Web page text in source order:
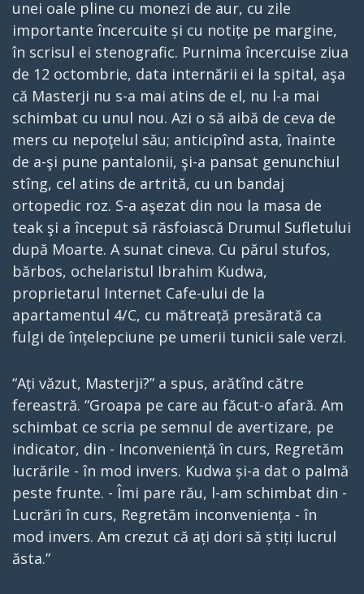
unei oale pline cu monezi de aur, cu zile
importante încercuite și cu notițe pe margine,
în scrisul ei stenografic. Purnima încercuise ziua
de 12 octombrie, data internării ei la spital, aşa
că Masterji nu s-a mai atins de el, nu l-a mai
schimbat cu unul nou. Azi o să aibă de ceva de
mers cu nepoţelul său; anticipînd asta, înainte
de a-şi pune pantalonii, şi-a pansat genunchiul
stîng, cel atins de artrită, cu un bandaj
ortopedic roz. S-a aşezat din nou la masa de
teak şi a început să răsfoiască Drumul Sufletului
după Moarte. A sunat cineva. Cu părul stufos,
bărbos, ochelaristul Ibrahim Kudwa,
proprietarul Internet Cafe-ului de la
apartamentul 4/C, cu mătreață presărată ca
fulgi de înțelepciune pe umerii tunicii sale verzi.
“Ați văzut, Masterji?” a spus, arătînd către
fereastră. “Groapa pe care au făcut-o afară. Am
schimbat ce scria pe semnul de avertizare, pe
indicator, din - Inconveniență în curs, Regretăm
lucrările - în mod invers. Kudwa și-a dat o palmă
peste frunte. - Îmi pare rău, l-am schimbat din -
Lucrări în curs, Regretăm inconveniența - în
mod invers. Am crezut că ați dori să știți lucrul
ăsta.”